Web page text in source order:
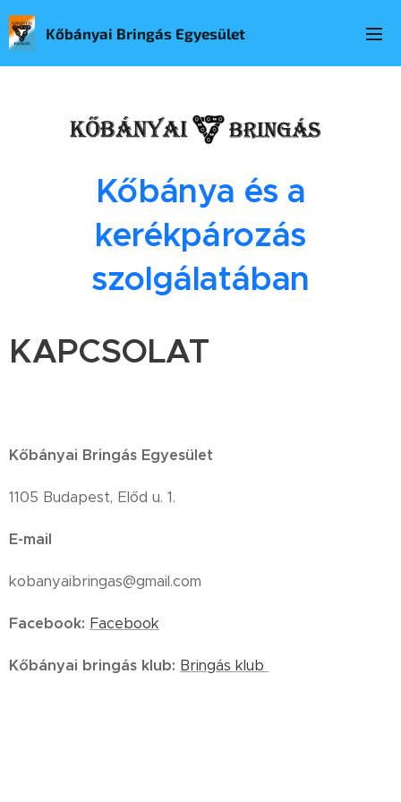
Kőbányai Bringás Egyesület
Kőbánya és a
kerékpározás
szolgálatában
KAPCSOLAT
Kőbányai Bringás Egyesület
1105 Budapest, Előd u. 1.
E-mail
kobanyaibringas@gmail.com
Facebook: Facebook
Kőbányai bringás klub: Bringás klub